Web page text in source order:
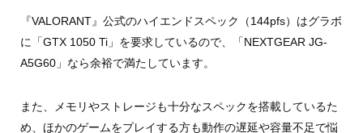
『VALORANT』公式のハイエンドスペック（144pfs）はグラボ
に「GTX 1050 Ti」を要求しているので、「NEXTGEAR JG-
A5G60」なら余裕で満たしています。
また、メモリやストレージも十分なスペックを搭載しているた
め、ほかのゲームをプレイする方も動作の遅延や容量不足で悩